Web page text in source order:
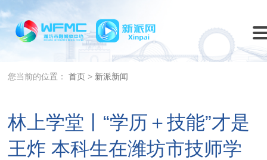
您当前的位置：首页 > 新派新闻
林上学堂丨“学历＋技能”才是
王炸 本科生在潍坊市技师学